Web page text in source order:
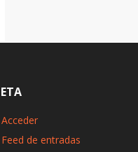
Acceder
Feed de entradas